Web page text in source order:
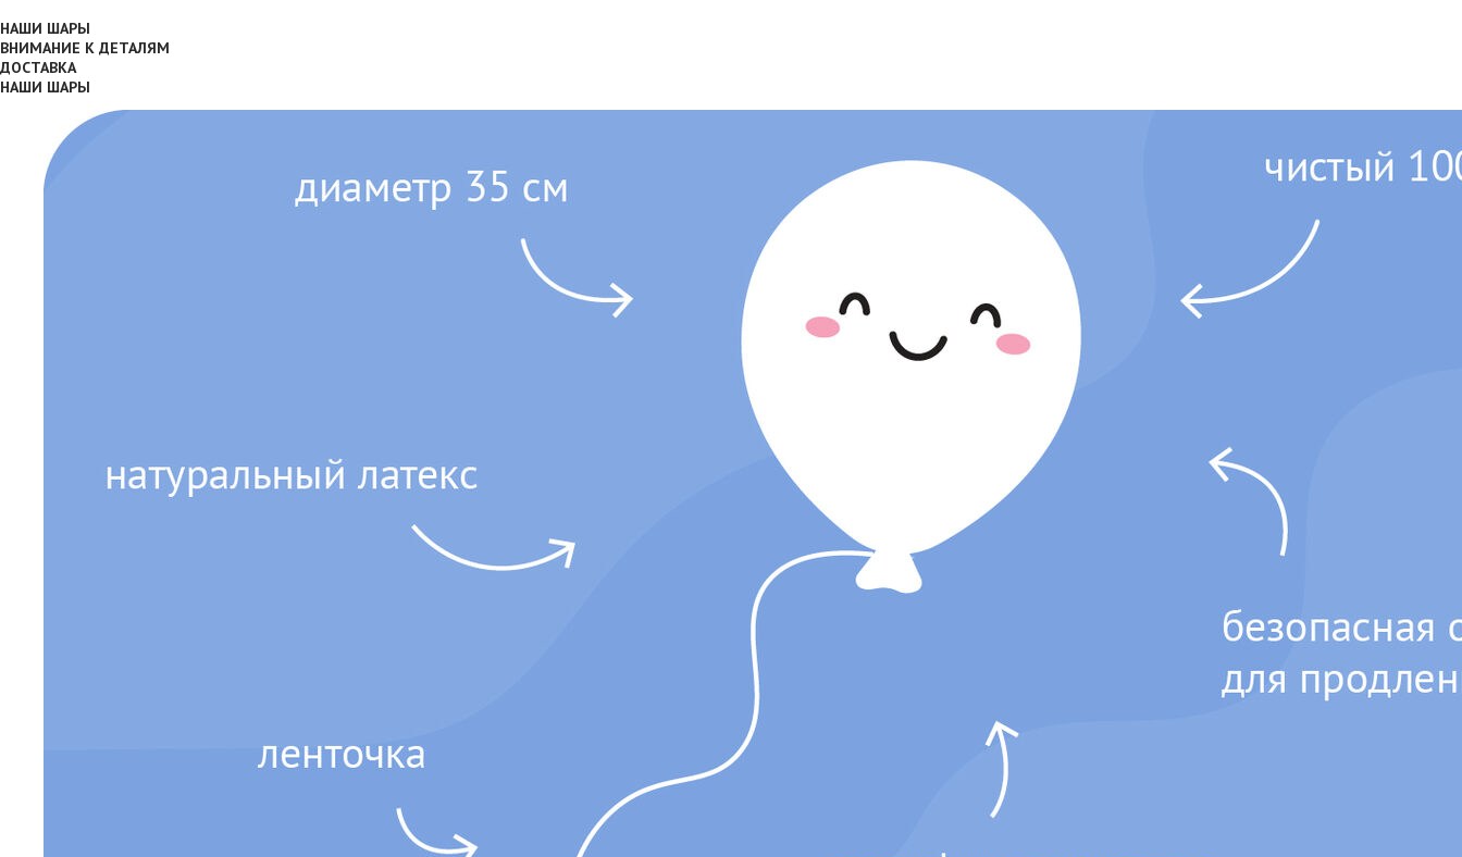
НАШИ ШАРЫ
ВНИМАНИЕ К ДЕТАЛЯМ
ДОСТАВКА
НАШИ ШАРЫ